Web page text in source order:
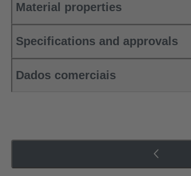
Material properties
Specifications and approvals
Dados comerciais